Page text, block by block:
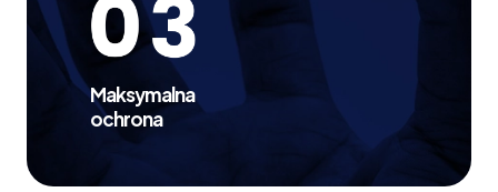
Maksymalna
ochrona